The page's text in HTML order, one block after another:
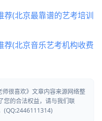
荐(北京最靠谱的艺考培训
荐(北京音乐艺考机构收费
师很喜欢》文章内容来源网络整
您的合法权益，请与我们联
(QQ:2446111314)